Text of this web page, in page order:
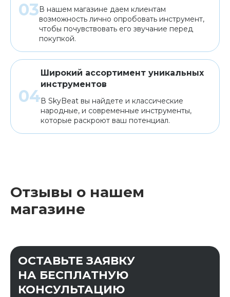
В нашем магазине даем клиентам
возможность лично опробовать инструмент,
чтобы почувствовать его звучание перед
покупкой.
Широкий ассортимент уникальных
инструментов
В SkyBeat вы найдете и классические
народные, и современные инструменты,
которые раскроют ваш потенциал.
Отзывы о нашем
магазине
ОСТАВЬТЕ ЗАЯВКУ
НА БЕСПЛАТНУЮ
КОНСУЛЬТАЦИЮ